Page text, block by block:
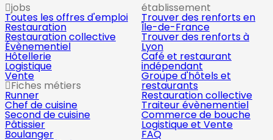
jobs
Toutes les offres d'emploi
Restauration
Restauration collective
Évènementiel
Hôtellerie
Logistique
Vente
Fiches métiers
Runner
Chef de cuisine
Second de cuisine
Pâtissier
Boulanger
établissement
Trouver des renforts en
Île-de-France
Trouver des renforts à
Lyon
Café et restaurant
indépendant
Groupe d'hôtels et
restaurants
Restauration collective
Traiteur évènementiel
Commerce de bouche
Logistique et Vente
FAQ